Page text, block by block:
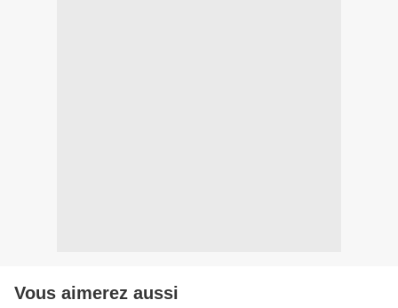
Vous aimerez aussi